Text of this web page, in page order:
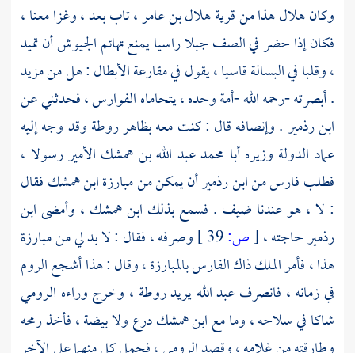
وكانهلالهذا من قريةهلال بن عامر، تاب بعد ، وغزا معنا ،
فكان إذا حضر في الصف جبلا راسيا يمنع تهائم الجيوش أن تميد
، وقلبا في البسالة قاسيا ، يقول في مقارعة الأبطال : هل من مزيد
. أبصرته -رحمه الله -أمة وحده ، يتحاماه الفوارس ، فحدثني عن
ابن رذمير. وإنصافه قال : كنت معه بظاهر روطة وقد وجه إليه
عماد الدولة وزيرهأبا محمد عبد الله بن همشك الأميررسولا ،
فطلب فارس منابن رذميرأن يمكن من مبارزةابن همشكفقال
: لا ، هو عندنا ضيف . فسمع بذلك ابن همشك ، وأمضىابن
رذميرحاجته ،[ص:
وصرفه ، فقال : لا بد لي من مبارزة
هذا ، فأمر الملك ذاك الفارس بالمبارزة ، وقال : هذا أشجعالروم
في زمانه ، فانصرفعبد اللهيريدروطة ، وخرج وراءه الرومي
شاكا في سلاحه ، وما معابن همشكدرع ولا بيضة ، فأخذ رمحه